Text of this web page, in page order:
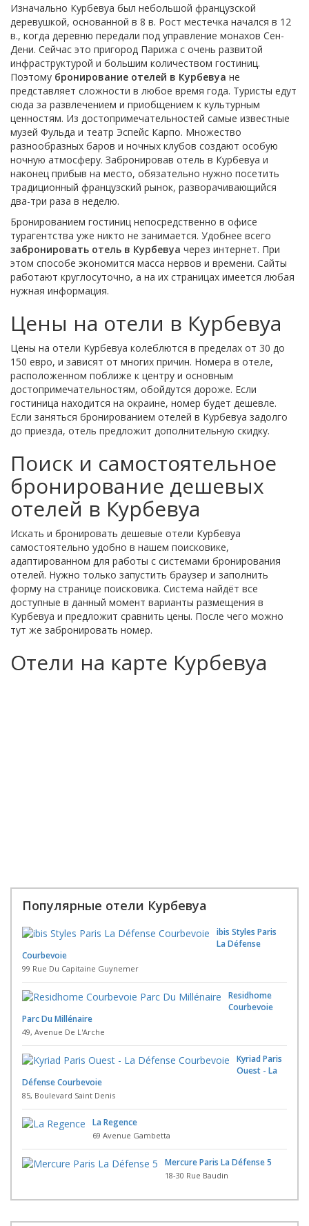
Изначально Курбевуа был небольшой французской
деревушкой, основанной в 8 в. Рост местечка начался в 12
в., когда деревню передали под управление монахов Сен-
Дени. Сейчас это пригород Парижа с очень развитой
инфраструктурой и большим количеством гостиниц.
Поэтому бронирование отелей в Курбевуа не
представляет сложности в любое время года. Туристы едут
сюда за развлечением и приобщением к культурным
ценностям. Из достопримечательностей самые известные
музей Фульда и театр Эспейс Карпо. Множество
разнообразных баров и ночных клубов создают особую
ночную атмосферу. Забронировав отель в Курбевуа и
наконец прибыв на место, обязательно нужно посетить
традиционный французский рынок, разворачивающийся
два-три раза в неделю.
Бронированием гостиниц непосредственно в офисе
турагентства уже никто не занимается. Удобнее всего
забронировать отель в Курбевуа через интернет. При
этом способе экономится масса нервов и времени. Сайты
работают круглосуточно, а на их страницах имеется любая
нужная информация.
Цены на отели в Курбевуа
Цены на отели Курбевуа колеблются в пределах от 30 до
150 евро, и зависят от многих причин. Номера в отеле,
расположенном поближе к центру и основным
достопримечательностям, обойдутся дороже. Если
гостиница находится на окраине, номер будет дешевле.
Если заняться бронированием отелей в Курбевуа задолго
до приезда, отель предложит дополнительную скидку.
Поиск и самостоятельное
бронирование дешевых
отелей в Курбевуа
Искать и бронировать дешевые отели Курбевуа
самостоятельно удобно в нашем поисковике,
адаптированном для работы с системами бронирования
отелей. Нужно только запустить браузер и заполнить
форму на странице поисковика. Система найдёт все
доступные в данный момент варианты размещения в
Курбевуа и предложит сравнить цены. После чего можно
тут же забронировать номер.
Отели на карте Курбевуа
Популярные отели Курбевуа
ibis Styles Paris
La Défense
Courbevoie
99 Rue Du Capitaine Guynemer
Residhome
Courbevoie
Parc Du Millénaire
49, Avenue De L'Arche
Kyriad Paris
Ouest - La
Défense Courbevoie
85, Boulevard Saint Denis
La Regence
69 Avenue Gambetta
Mercure Paris La Défense 5
18-30 Rue Baudin